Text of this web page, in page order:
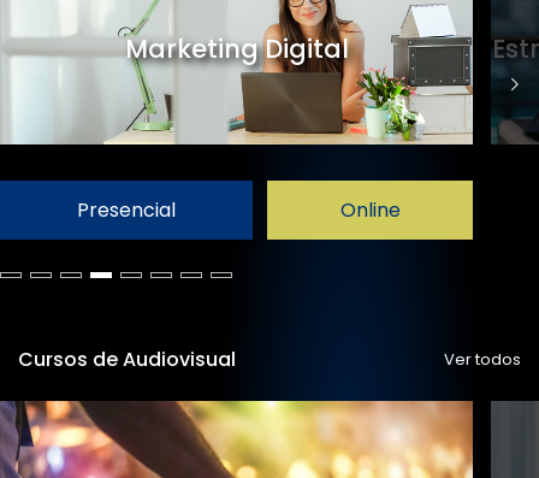
Marketing Digital
Presencial Online
Cursos de Audiovisual Ver todos